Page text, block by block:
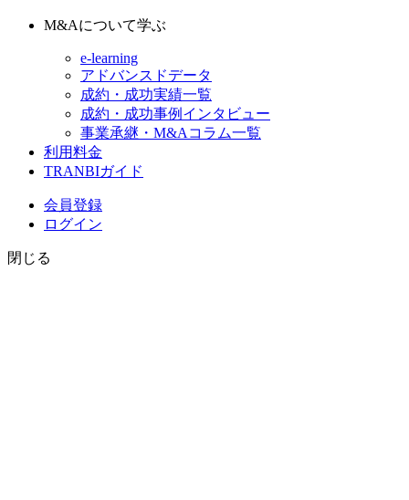
M&Aについて学ぶ
e-learning
アドバンスドデータ
成約・成功実績一覧
成約・成功事例インタビュー
事業承継・M&Aコラム一覧
利用料金
TRANBIガイド
会員登録
ログイン
閉じる